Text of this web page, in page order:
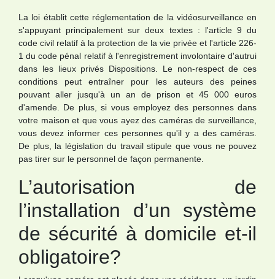
La loi établit cette réglementation de la vidéosurveillance en
s'appuyant principalement sur deux textes : l'article 9 du
code civil relatif à la protection de la vie privée et l'article 226-
1 du code pénal relatif à l'enregistrement involontaire d'autrui
dans les lieux privés Dispositions. Le non-respect de ces
conditions peut entraîner pour les auteurs des peines
pouvant aller jusqu'à un an de prison et 45 000 euros
d'amende. De plus, si vous employez des personnes dans
votre maison et que vous ayez des caméras de surveillance,
vous devez informer ces personnes qu'il y a des caméras.
De plus, la législation du travail stipule que vous ne pouvez
pas tirer sur le personnel de façon permanente.
L’autorisation de
l’installation d’un système
de sécurité à domicile et-il
obligatoire?